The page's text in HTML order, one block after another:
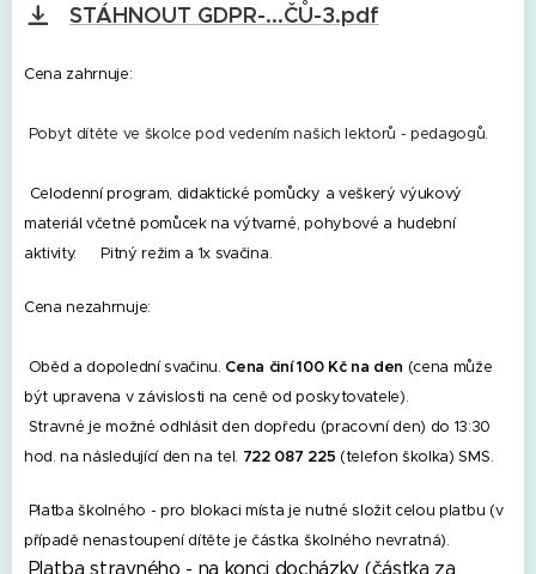
STÁHNOUT GDPR-...ČŮ-3.pdf
Cena zahrnuje:
Pobyt dítěte ve školce pod vedením našich lektorů - pedagogů.
Celodenní program, didaktické pomůcky a veškerý výukový
materiál včetně pomůcek na výtvarné, pohybové a hudební
aktivity.
Pitný režim a 1x svačina.
Cena nezahrnuje:
Oběd a dopolední svačinu. Cena činí 100 Kč na den (cena může
být upravena v závislosti na ceně od poskytovatele).
Stravné je možné odhlásit den dopředu (pracovní den) do 13:30
hod. na následující den na tel. 722 087 225 (telefon školka) SMS.
Platba školného - pro blokaci místa je nutné složit celou platbu (v
případě nenastoupení dítěte je částka školného nevratná).
Platba stravného - na konci docházky (částka za